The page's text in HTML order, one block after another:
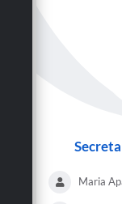
Maria